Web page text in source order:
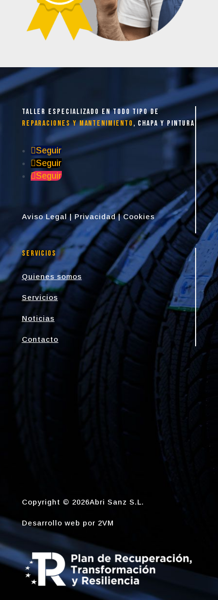
taller especializado en todo tipo de
reparaciones y mantenimiento , chapa y pintura
Seguir
Seguir
Seguir
Aviso Legal |Privacidad|Cookies
Servicios
Quienes somos
Servicios
Noticias
Contacto
Copyright © 2026Abri Sanz S.L.
Desarrollo web por 2VM